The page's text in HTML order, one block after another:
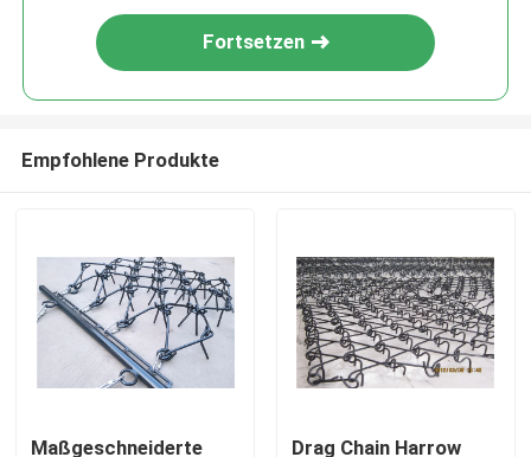
Fortsetzen
Empfohlene Produkte
Maßgeschneiderte
Drag Chain Harrow